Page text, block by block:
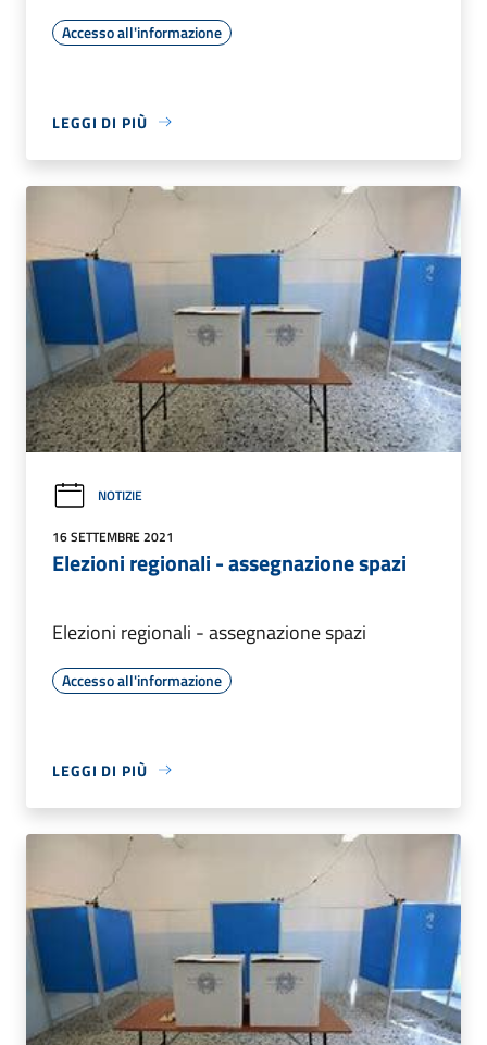
Accesso all'informazione
LEGGI DI PIÙ
NOTIZIE
16 SETTEMBRE 2021
Elezioni regionali - assegnazione spazi
Elezioni regionali - assegnazione spazi
Accesso all'informazione
LEGGI DI PIÙ